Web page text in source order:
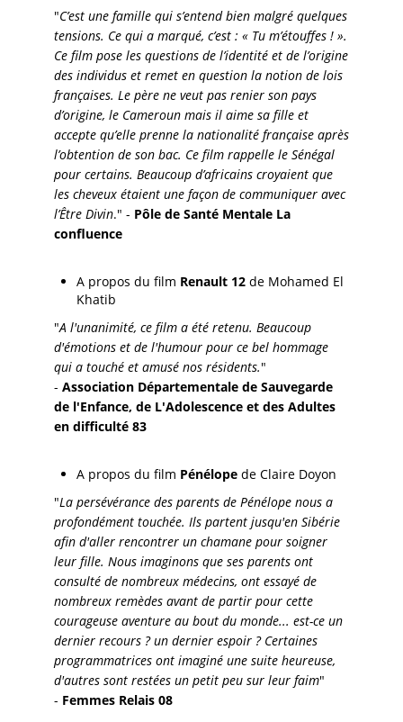
"C’est une famille qui s’entend bien malgré quelques
tensions. Ce qui a marqué, c’est : « Tu m’étouffes ! ».
Ce film pose les questions de l’identité et de l’origine
des individus et remet en question la notion de lois
françaises. Le père ne veut pas renier son pays
d’origine, le Cameroun mais il aime sa fille et
accepte qu’elle prenne la nationalité française après
l’obtention de son bac. Ce film rappelle le Sénégal
pour certains. Beaucoup d’africains croyaient que
les cheveux étaient une façon de communiquer avec
l’Être Divin." - Pôle de Santé Mentale La
confluence
A propos du film Renault 12 de Mohamed El
Khatib
"A l'unanimité, ce film a été retenu. Beaucoup
d'émotions et de l'humour pour ce bel hommage
qui a touché et amusé nos résidents."
- Association Départementale de Sauvegarde
de l'Enfance, de L'Adolescence et des Adultes
en difficulté 83
A propos du film Pénélope de Claire Doyon
"La persévérance des parents de Pénélope nous a
profondément touchée. Ils partent jusqu'en Sibérie
afin d'aller rencontrer un chamane pour soigner
leur fille. Nous imaginons que ses parents ont
consulté de nombreux médecins, ont essayé de
nombreux remèdes avant de partir pour cette
courageuse aventure au bout du monde... est-ce un
dernier recours ? un dernier espoir ? Certaines
programmatrices ont imaginé une suite heureuse,
d'autres sont restées un petit peu sur leur faim"
- Femmes Relais 08